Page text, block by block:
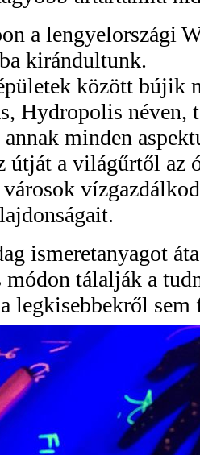
a lengyelországi
kirándultunk.
között bújik
Hydropolis néven,
minden
a világűrtől az
ismeretanyagot
módon tálalják a
legkisebbekről sem